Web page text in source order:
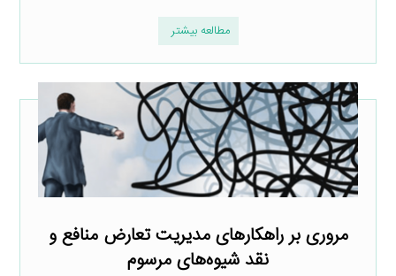
مطالعه بیشتر
مروری بر راهکارهای مدیریت تعارض منافع و
نقد شیوه‌های مرسوم